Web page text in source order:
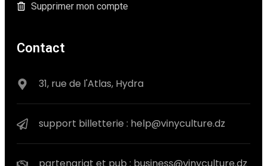
Supprimer mon compte
Contact
31, rue de l'Atlas, Hydra
support billetterie : help@vinyculture.dz